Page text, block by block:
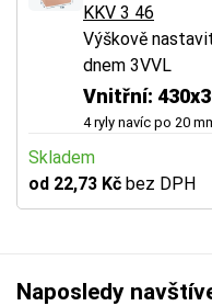
KKV 3 46
Výškově
dnem 3VVL
Vnitřní:
4 ryly navíc po 20
Skladem
od 22,73 Kč bez DPH
Naposledy